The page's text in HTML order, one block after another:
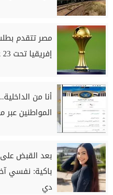
مصر تتقدم
إفريقيا تحت 23 عامًا
أنا من
المواطنين عبر
بعد القبض على
باكية: نفسي
دي